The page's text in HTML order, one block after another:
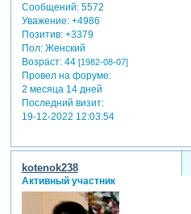
Сообщений:5572
Уважение: +4986
Позитив: +3379
Пол:Женский
Возраст:44 [1982-08-07]
Провел на форуме:
2 месяца 14 дней
Последний визит:
19-12-2022 12:03:54
kotenok238
Активный участник